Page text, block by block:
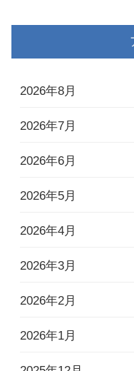
2026年8月
2026年7月
2026年6月
2026年5月
2026年4月
2026年3月
2026年2月
2026年1月